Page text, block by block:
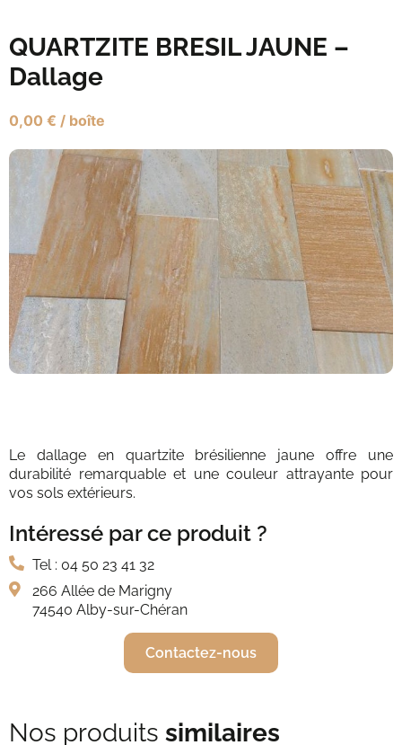
QUARTZITE BRESIL JAUNE –
Dallage
0,00 € / boîte
Le dallage en quartzite brésilienne jaune offre une
durabilité remarquable et une couleur attrayante pour
vos sols extérieurs.
Intéressé par ce produit ?
Tel : 04 50 23 41 32
266 Allée de Marigny
74540 Alby-sur-Chéran
Contactez-nous
Nos produits similaires